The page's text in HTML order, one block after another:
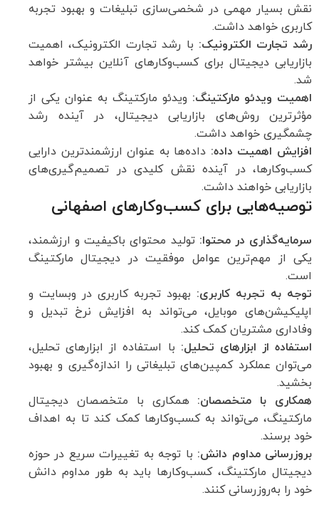
نقش بسیار مهمی در شخصی‌سازی تبلیغات و بهبود تجربه
کاربری خواهد داشت.
رشد تجارت الکترونیک: با رشد تجارت الکترونیک، اهمیت
بازاریابی دیجیتال برای کسب‌وکارهای آنلاین بیشتر خواهد
شد.
اهمیت ویدئو مارکتینگ: ویدئو مارکتینگ به عنوان یکی از
مؤثرترین روش‌های بازاریابی دیجیتال، در آینده رشد
چشمگیری خواهد داشت.
افزایش اهمیت داده: داده‌ها به عنوان ارزشمندترین دارایی
کسب‌وکارها، در آینده نقش کلیدی در تصمیم‌گیری‌های
بازاریابی خواهند داشت.
توصیه‌هایی برای کسب‌وکارهای اصفهانی
سرمایه‌گذاری در محتوا: تولید محتوای باکیفیت و ارزشمند،
یکی از مهم‌ترین عوامل موفقیت در دیجیتال مارکتینگ
است.
توجه به تجربه کاربری: بهبود تجربه کاربری در وبسایت و
اپلیکیشن‌های موبایل، می‌تواند به افزایش نرخ تبدیل و
وفاداری مشتریان کمک کند.
استفاده از ابزارهای تحلیل: با استفاده از ابزارهای تحلیل،
می‌توان عملکرد کمپین‌های تبلیغاتی را اندازه‌گیری و بهبود
بخشید.
همکاری با متخصصان: همکاری با متخصصان دیجیتال
مارکتینگ، می‌تواند به کسب‌وکارها کمک کند تا به اهداف
خود برسند.
بروزرسانی مداوم دانش: با توجه به تغییرات سریع در حوزه
دیجیتال مارکتینگ، کسب‌وکارها باید به طور مداوم دانش
خود را به‌روزرسانی کنند.